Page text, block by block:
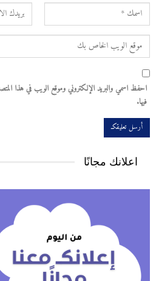
احفظ اسمي والبريد الإلكتروني وموقع الويب في هذا
فيها.
اعلانك مجانًا